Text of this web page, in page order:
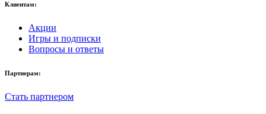
Клиентам:
Акции
Игры и подписки
Вопросы и ответы
Партнерам:
Стать партнером